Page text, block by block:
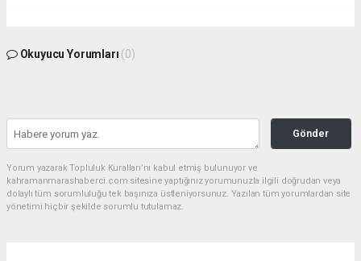
Okuyucu Yorumları (0)
Gönder
Yorum yazarak Topluluk Kuralları’nı kabul etmiş bulunuyor ve
kahramanmarashaberci.com sitesine yaptığınız yorumunuzla ilgili doğrudan veya
dolaylı tüm sorumluluğu tek başınıza üstleniyorsunuz. Yazılan tüm yorumlardan site
yönetimi hiçbir şekilde sorumlu tutulamaz.